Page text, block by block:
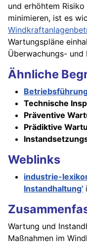
und erhöhtem
minimieren, ist es
Wartungspläne
Überwachungs- und
Ähnliche
Technische
Präventive
Prädiktive
Weblinks
industrie-
Instandhaltung'
Wartung und
Maßnahmen im